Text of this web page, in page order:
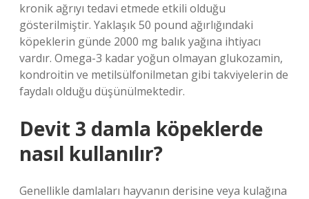
kronik ağrıyı tedavi etmede etkili olduğu
gösterilmiştir. Yaklaşık 50 pound ağırlığındaki
köpeklerin günde 2000 mg balık yağına ihtiyacı
vardır. Omega-3 kadar yoğun olmayan glukozamin,
kondroitin ve metilsülfonilmetan gibi takviyelerin de
faydalı olduğu düşünülmektedir.
Devit 3 damla köpeklerde
nasıl kullanılır?
Genellikle damlaları hayvanın derisine veya kulağına